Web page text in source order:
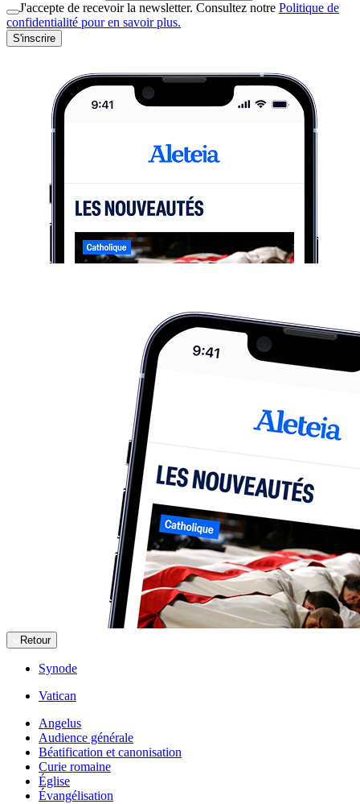
J'accepte de recevoir la newsletter. Consultez notre Politique de
confidentialité pour en savoir plus.
S'inscrire
Retour
Synode
Vatican
Angelus
Audience générale
Béatification et canonisation
Curie romaine
Église
Évangélisation